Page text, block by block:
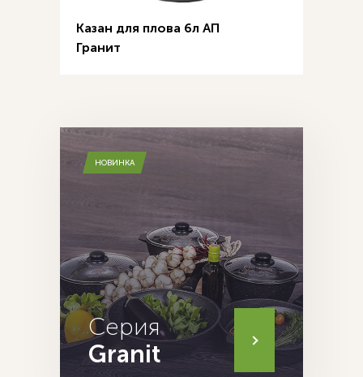
Казан для плова 6л АП
Гранит
НОВИНКА
Серия
Granit